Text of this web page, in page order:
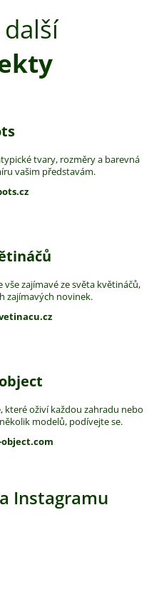
další
tvary, rozměry a barevná
vašim představám.
zajímavé ze světa květináčů,
zajímavých novinek.
které oživí každou zahradu nebo
modelů, podívejte se.
Instagramu